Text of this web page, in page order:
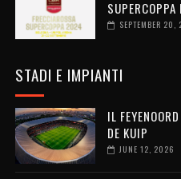
SEPTEMBER
STADI E IMPIANTI
IL
DE KUIP
JUNE 12, 2026